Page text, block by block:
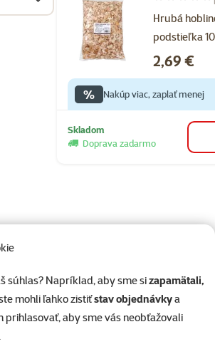
súhlas? Napríklad, aby sme sizapamätali,
mohli ľahko zistiťstav objednávkya
prihlasovať, aby sme vás neobťažovali
Hrubá
podstieľka
Cena
2,69 €
% Nakúp viac, zaplať menej
Skladom
Doprava zadarmo
a zľavy pre iné zvieratá